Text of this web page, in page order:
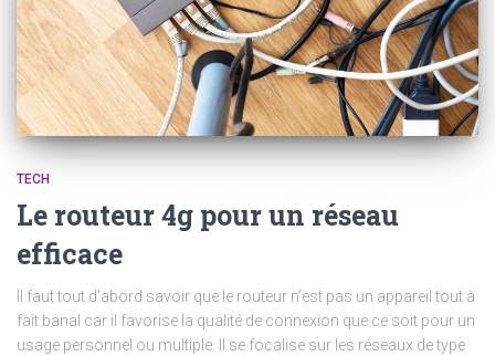
TECH
Le routeur 4g pour un réseau
efficace
Il faut tout d’abord savoir que le routeur n’est pas un appareil tout à
fait banal car il favorise la qualité de connexion que ce soit pour un
usage personnel ou multiple. Il se focalise sur les réseaux de type